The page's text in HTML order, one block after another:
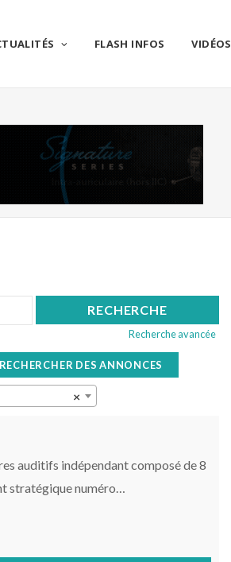
FLASH INFOS VIDÉOS
Recherche avancée
RECHERCHER DES ANNONCES
×
auditifs indépendant composé de 8
stratégique numéro…